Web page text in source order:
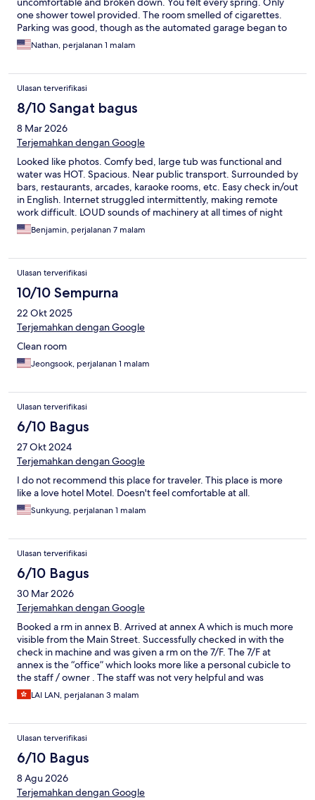
one shower towel provided. The room smelled of cigarettes.
Parking was good, though as the automated garage began to
fill up, I was told to take my car to a lot up the street to make
room for a fancier BMW. Not cool, but that's Korea.
Nathan, perjalanan 1 malam
Ulasan terverifikasi
8/10 Sangat bagus
8 Mar 2026
Terjemahkan dengan Google
Looked like photos. Comfy bed, large tub was functional and
water was HOT. Spacious. Near public transport. Surrounded by
bars, restaurants, arcades, karaoke rooms, etc. Easy check in/out
in English. Internet struggled intermittently, making remote
work difficult. LOUD sounds of machinery at all times of night
and day.Benjamin, perjalanan 7 malam
Ulasan terverifikasi
10/10 Sempurna
22 Okt 2025
Terjemahkan dengan Google
Clean room
Jeongsook, perjalanan 1 malam
Ulasan terverifikasi
6/10 Bagus
27 Okt 2024
Terjemahkan dengan Google
I do not recommend this place for traveler. This place is more
like a love hotel Motel. Doesn't feel comfortable at all.
Sunkyung, perjalanan 1 malam
Ulasan terverifikasi
6/10 Bagus
30 Mar 2026
Terjemahkan dengan Google
Booked a rm in annex B. Arrived at annex A which is much more
visible from the Main Street. Successfully checked in with the
check in machine and was given a rm on the 7/F. The 7/F at
annex is the “office” which looks more like a personal cubicle to
the staff / owner . The staff was not very helpful and was
obviously busy with his own matters taking on the phone. He
could not speak much English but tried to accompany me
occupied with his own Matters and wanted to go back to his
office he left halfway before I could see Annex B. Annex B was a
few blocks away but wasn’t exactly easy to locate . What’s more
disappointing was the elevator wasn’t working at annex B, I
tired several times and was sure that there was a problem with
the elevator. without human support , I was kind of frustrated
LAI LAN, perjalanan 3 malam
Ulasan terverifikasi
6/10 Bagus
8 Agu 2026
Terjemahkan dengan Google